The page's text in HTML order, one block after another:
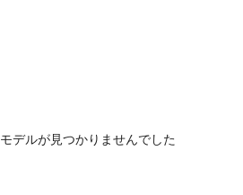
モデルが見つかりませんでした